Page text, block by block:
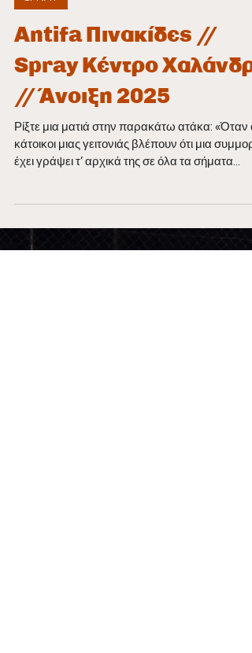
antifanorth
Mar 20, 2025
SPRAY
Antifa Πινακίδες //
Spray Κέντρο Χαλάνδρι
// Άνοιξη 2025
Ρίξτε μια ματιά στην παρακάτω ατάκα: «Όταν
έχει γράψει τ’ αρχικά της σε όλα τα σήματα...